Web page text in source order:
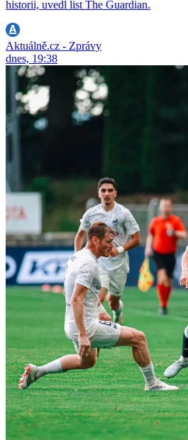
historii, uvedl list The Guardian.
Aktuálně.cz - Zprávy
dnes, 19:38